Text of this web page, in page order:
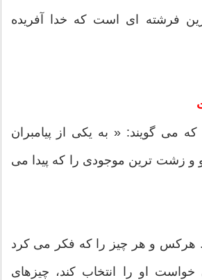
فرشته ای است که خدا آفریده
که می گویند: « به یکی از پیامبران
و زشت ترین موجودی را که پیدا می
هرکس و هر چیز را که فکر می کرد
او را انتخاب کند، چیزهای